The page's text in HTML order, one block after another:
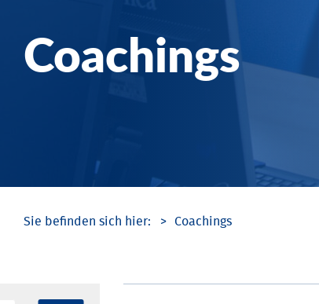
Coachings
Coachings